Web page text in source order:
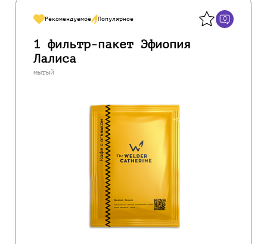
Рекомендуемое Популярное 0
1 фильтр-пакет Эфиопия
Лалиса
мытый